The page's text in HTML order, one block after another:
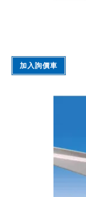
加入詢價車